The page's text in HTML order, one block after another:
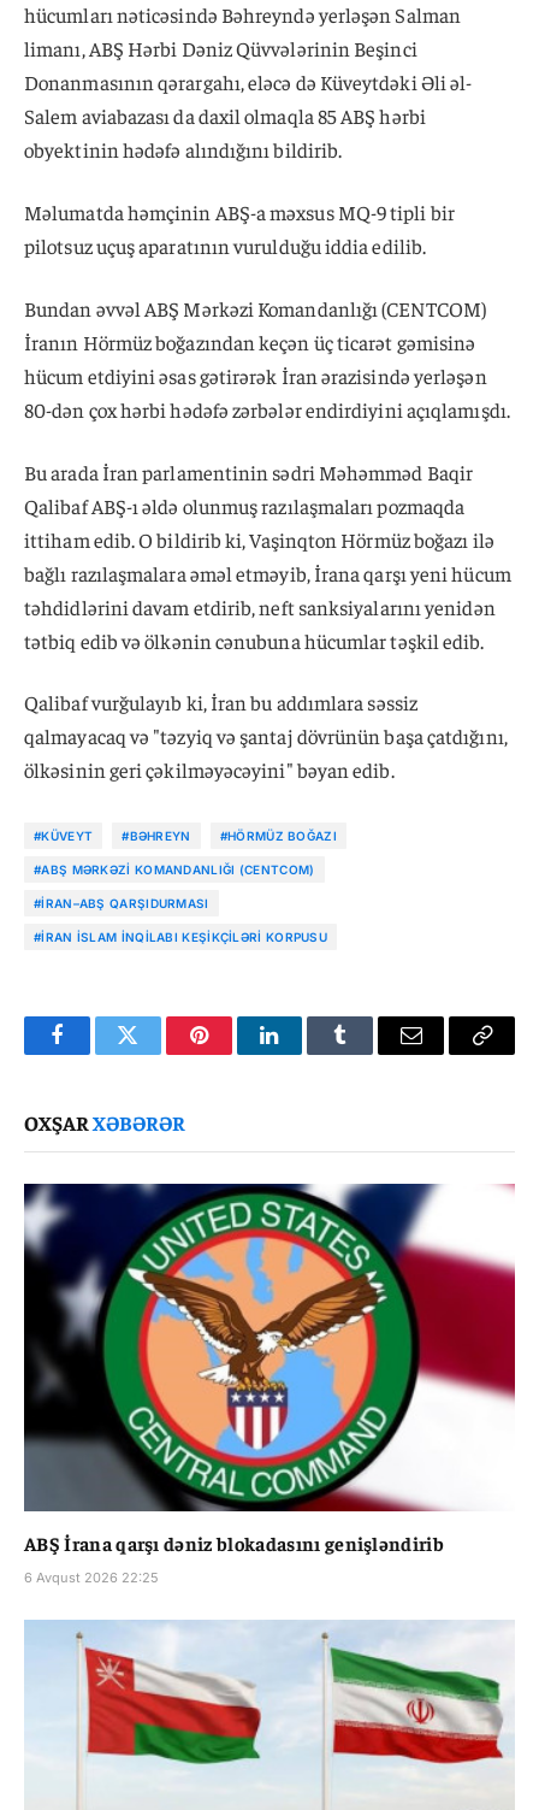
hücumları nəticəsində Bəhreyndə yerləşən Salman
limanı, ABŞ Hərbi Dəniz Qüvvələrinin Beşinci
Donanmasının qərargahı, eləcə də Küveytdəki Əli əl-
Salem aviabazası da daxil olmaqla 85 ABŞ hərbi
obyektinin hədəfə alındığını bildirib.
Məlumatda həmçinin ABŞ-a məxsus MQ-9 tipli bir
pilotsuz uçuş aparatının vurulduğu iddia edilib.
Bundan əvvəl ABŞ Mərkəzi Komandanlığı (CENTCOM)
İranın Hörmüz boğazından keçən üç ticarət gəmisinə
hücum etdiyini əsas gətirərək İran ərazisində yerləşən
80-dən çox hərbi hədəfə zərbələr endirdiyini açıqlamışdı.
Bu arada İran parlamentinin sədri Məhəmməd Baqir
Qalibaf ABŞ-ı əldə olunmuş razılaşmaları pozmaqda
ittiham edib. O bildirib ki, Vaşinqton Hörmüz boğazı ilə
bağlı razılaşmalara əməl etməyib, İrana qarşı yeni hücum
təhdidlərini davam etdirib, neft sanksiyalarını yenidən
tətbiq edib və ölkənin cənubuna hücumlar təşkil edib.
Qalibaf vurğulayıb ki, İran bu addımlara səssiz
qalmayacaq və "təzyiq və şantaj dövrünün başa çatdığını,
ölkəsinin geri çəkilməyəcəyini" bəyan edib.
#KÜVEYT #BƏHREYN #HÖRMÜZ BOĞAZI
#ABŞ MƏRKƏZI KOMANDANLIĞI (CENTCOM)
#İRAN–ABŞ QARŞIDURMASI
#İRAN İSLAM İNQILABI KEŞIKÇILƏRI KORPUSU
FacebookTwitter PinterestLinkedInTumblr Email
Copy
OXŞARXƏBƏRƏR
ABŞ İrana qarşı dəniz blokadasını genişləndirib
6 Avqust 2026 22:25